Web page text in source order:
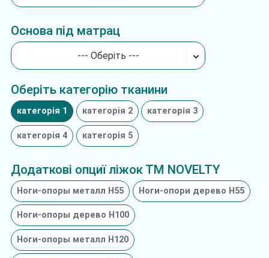
Основа під матрац
--- Оберіть ---
Оберіть категорію тканини
категорія 1 категорія 2 категорія 3
категорія 4 категорія 5
Додаткові опциї ліжок ТМ NOVELTY
Ноги-опоры металл Н55 Ноги-опори дерево Н55
Ноги-опоры дерево Н100
Ноги-опоры металл Н120